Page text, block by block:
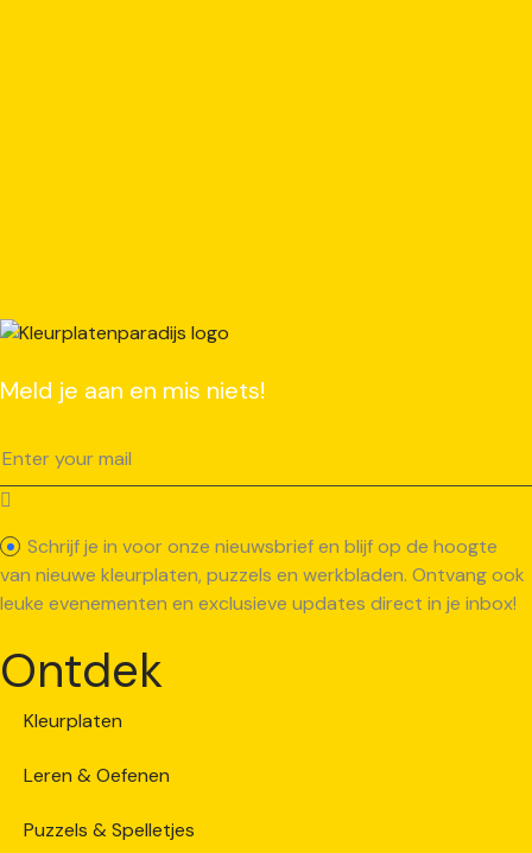
Meld je aan en mis niets!
Schrijf je in voor onze nieuwsbrief en blijf op de hoogte
van nieuwe kleurplaten, puzzels en werkbladen. Ontvang ook
leuke evenementen en exclusieve updates direct in je inbox!
Ontdek
Kleurplaten
Leren & Oefenen
Puzzels & Spelletjes